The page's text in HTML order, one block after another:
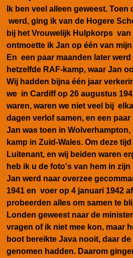
Ik ben veel alleen geweest.
werd, ging ik van de Hogere
bij het Vrouwelijk Hulpkorps van
ontmoette ik Jan op één van
En een paar maanden later
hetzelfde RAF-kamp, waar Jan
Wij hadden bijna één jaar
we in Cardiff op 26 augustus
waren, waren we niet veel bij
dagen verlof samen, en een
Jan was toen in Wolverhampton,
kamp in Zuid-Wales. Om deze
Luitenant, en wij beiden waren
heb ik u de foto's van hem in
Jan werd naar overzee
1941 en voer op 4 januari 1942
probeerden alles om samen te
Londen geweest naar de
vragen of ik niet mee kon, maar
boot bereikte Java nooit, daar
genomen hadden. Daarom